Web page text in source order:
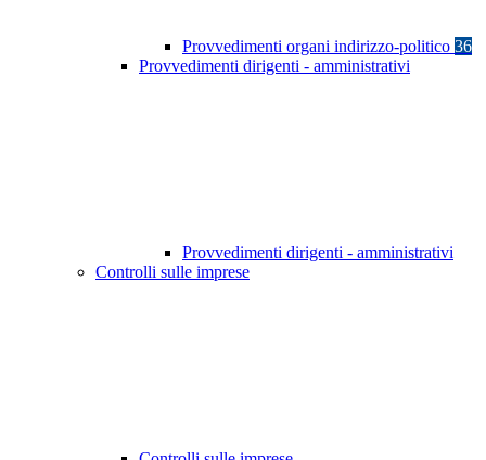
Provvedimenti organi indirizzo-politico 36
Provvedimenti dirigenti - amministrativi
Provvedimenti dirigenti - amministrativi
Controlli sulle imprese